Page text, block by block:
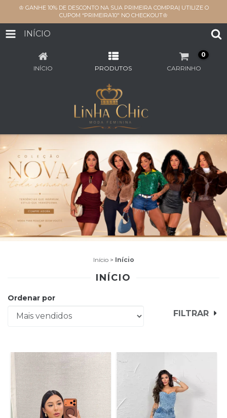
♔ GANHE 10% DE DESCONTO NA SUA PRIMEIRA COMPRA| UTILIZE O
CUPOM “PRIMEIRA10" NO CHECKOUT♔
INÍCIO
INÍCIO PRODUTOS CARRINHO
0
Início > Início
INÍCIO
Ordenar por
FILTRAR